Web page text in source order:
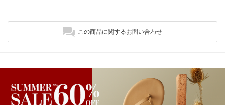
この商品に関するお問い合わせ